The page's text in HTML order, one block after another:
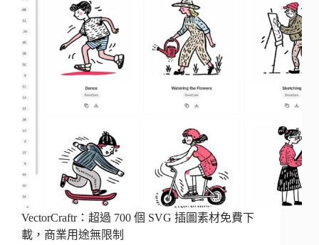
VectorCraftr：超過 700 個 SVG 插圖素材免費下
載，商業用途無限制